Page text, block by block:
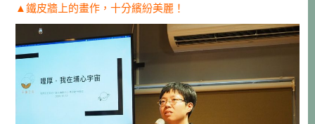
▲鐵皮牆上的畫作，十分繽紛美麗！